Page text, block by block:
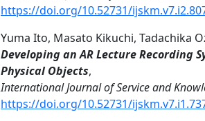
https://doi.org/10.52731/
Yuma Ito, Masato Kikuchi, Tadachika
Developing an AR Lecture
Physical Objects,
International Journal of Service and
https://doi.org/10.52731/